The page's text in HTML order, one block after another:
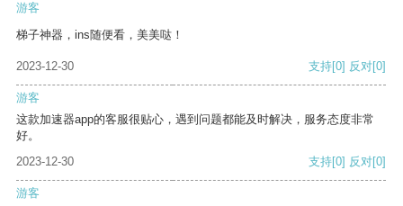
游客
梯子神器，ins随便看，美美哒！
2023-12-30 支持[0] 反对[0]
游客
这款加速器app的客服很贴心，遇到问题都能及时解决，服务态度非常
好。
2023-12-30
支持[0] 反对[0]
游客